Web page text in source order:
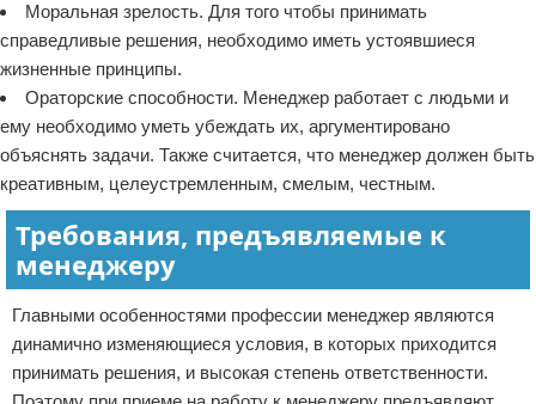
Моральная зрелость. Для того чтобы принимать
справедливые решения, необходимо иметь устоявшиеся
жизненные принципы.
Ораторские способности. Менеджер работает с людьми и
ему необходимо уметь убеждать их, аргументировано
объяснять задачи. Также считается, что менеджер должен быть
креативным, целеустремленным, смелым, честным.
Требования, предъявляемые к
менеджеру
Главными особенностями профессии менеджер являются
динамично изменяющиеся условия, в которых приходится
принимать решения, и высокая степень ответственности.